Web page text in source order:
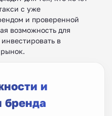
с уже
и проверенной
возможность для
в
и
бренда